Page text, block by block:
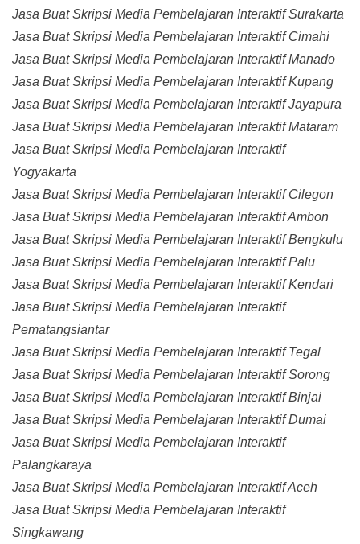
Jasa Buat Skripsi Media Pembelajaran Interaktif Surakarta
Jasa Buat Skripsi Media Pembelajaran Interaktif Cimahi
Jasa Buat Skripsi Media Pembelajaran Interaktif Manado
Jasa Buat Skripsi Media Pembelajaran Interaktif Kupang
Jasa Buat Skripsi Media Pembelajaran Interaktif Jayapura
Jasa Buat Skripsi Media Pembelajaran Interaktif Mataram
Jasa Buat Skripsi Media Pembelajaran Interaktif
Yogyakarta
Jasa Buat Skripsi Media Pembelajaran Interaktif Cilegon
Jasa Buat Skripsi Media Pembelajaran Interaktif Ambon
Jasa Buat Skripsi Media Pembelajaran Interaktif Bengkulu
Jasa Buat Skripsi Media Pembelajaran Interaktif Palu
Jasa Buat Skripsi Media Pembelajaran Interaktif Kendari
Jasa Buat Skripsi Media Pembelajaran Interaktif
Pematangsiantar
Jasa Buat Skripsi Media Pembelajaran Interaktif Tegal
Jasa Buat Skripsi Media Pembelajaran Interaktif Sorong
Jasa Buat Skripsi Media Pembelajaran Interaktif Binjai
Jasa Buat Skripsi Media Pembelajaran Interaktif Dumai
Jasa Buat Skripsi Media Pembelajaran Interaktif
Palangkaraya
Jasa Buat Skripsi Media Pembelajaran Interaktif Aceh
Jasa Buat Skripsi Media Pembelajaran Interaktif
Singkawang